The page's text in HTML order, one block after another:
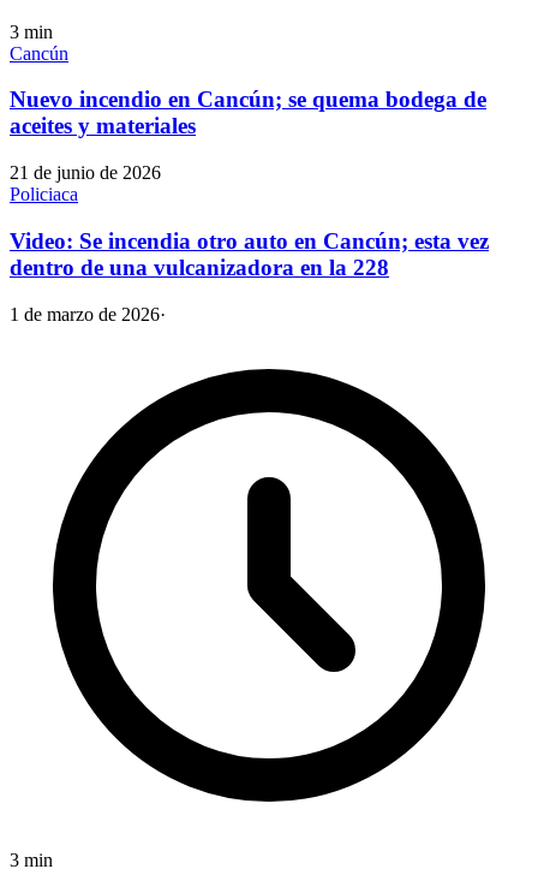
3 min
Cancún
Nuevo incendio en Cancún; se quema bodega de
aceites y materiales
21 de junio de 2026
Policiaca
Video: Se incendia otro auto en Cancún; esta vez
dentro de una vulcanizadora en la 228
1 de marzo de 2026·
3 min